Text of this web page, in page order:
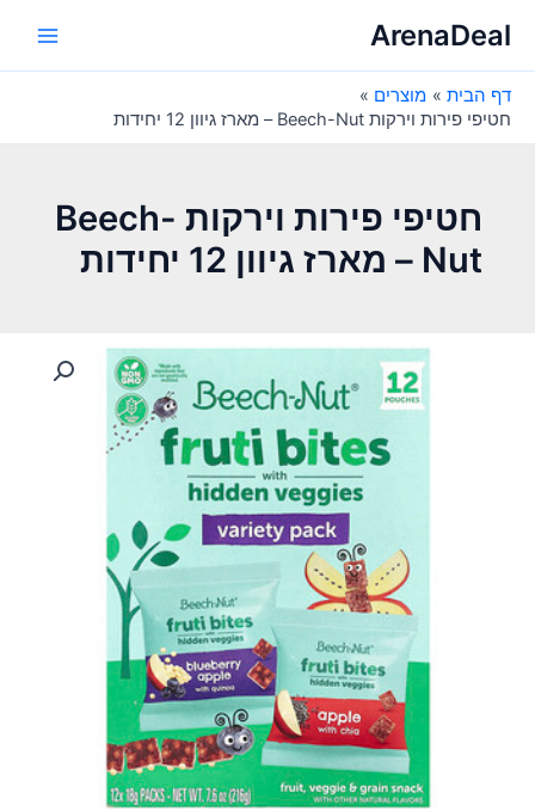
לתוכןArenaDeal
דף הבית
מוצרים
חטיפי פירות וירקות Beech-Nut – מארז גיוון 12 יחידות
חטיפי פירות וירקות Beech-
Nut – מארז גיוון 12 יחידות